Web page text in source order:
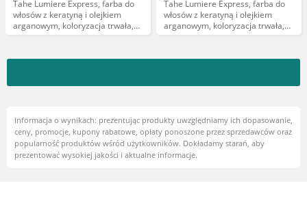
Tahe Lumiere Express, farba do
włosów z keratyną i olejkiem
arganowym, koloryzacja trwała,
10, 100ml
Tahe Lumiere Express, farba do
włosów z keratyną i olejkiem
arganowym, koloryzacja trwała,
6.67, 100ml
Informacja o wynikach: prezentując produkty uwzględniamy ich dopasowanie,
ceny, promocje, kupony rabatowe, opłaty ponoszone przez sprzedawców oraz
popularność produktów wśród użytkowników. Dokładamy starań, aby
prezentować wysokiej jakości i aktualne informacje.